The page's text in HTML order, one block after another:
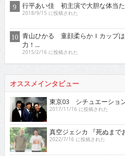
行平あい佳 初主演で大胆な体当
2018/9/15 に投稿された
青山ひかる 童顔柔らかＩカップ
力！...
2015/2/16 に投稿された
オススメインタビュー
東京03 シチュエーショ
2017/11/16 に投稿された
真空ジェシカ 『死ぬまで
2022/7/16 に投稿された